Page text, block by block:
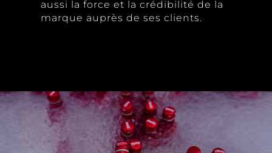
aussi la force et la crédibilité de la
marque auprès de ses clients.